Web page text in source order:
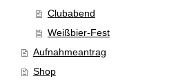
Clubabend
Weißbier-Fest
Aufnahmeantrag
Shop